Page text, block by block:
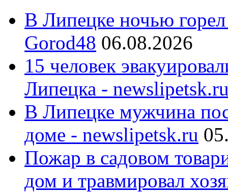
В Липецке ночью
Gorod48 06.08.2026
15 человек
Липецка -
В Липецке мужчина
доме - newslipetsk.ru
Пожар в садовом
дом и травмировал